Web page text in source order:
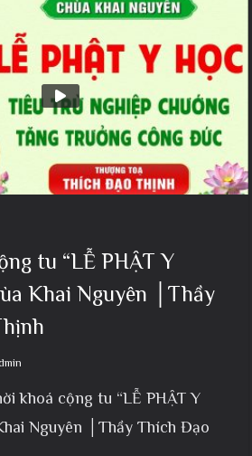
tu “LỄ PHẬT Y
Khai Nguyên │Thầy
khoá cộng tu “LỄ PHẬT Y
Nguyên │Thầy Thích Đạo